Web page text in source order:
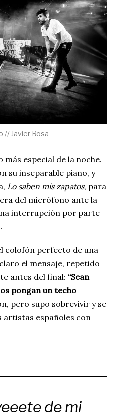
// Javier Rosa
especial de la noche.
su inseparable piano, y
Lo saben mis zapatos, para
del micrófono ante la
interrupción por parte
colofón perfecto de una
el mensaje, repetido
antes del final: “Sean
pongan un techo
pero supo sobrevivir y se
artistas españoles con
de mi